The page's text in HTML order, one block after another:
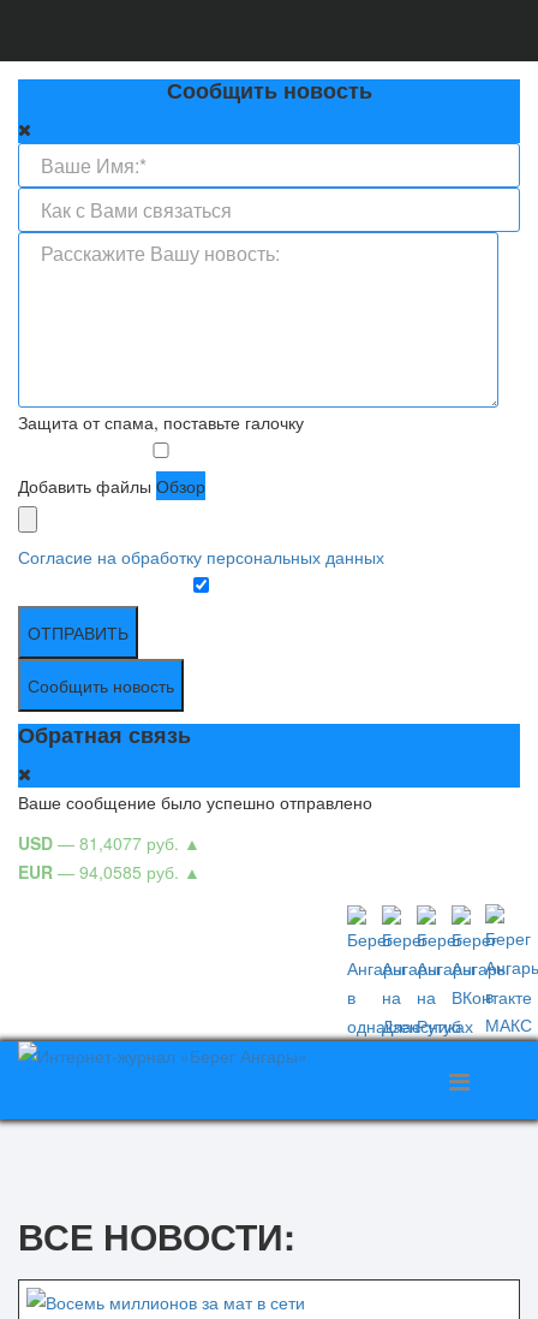
Сообщить новость
Защита от спама, поставьте галочку
Добавить файлы Обзор
Согласие на обработку персональных данных
ОТПРАВИТЬ
Сообщить новость
Обратная связь
Ваше сообщение было успешно отправлено
USD — 81,4077 руб. ▲
EUR — 94,0585 руб. ▲
ВСЕ НОВОСТИ: